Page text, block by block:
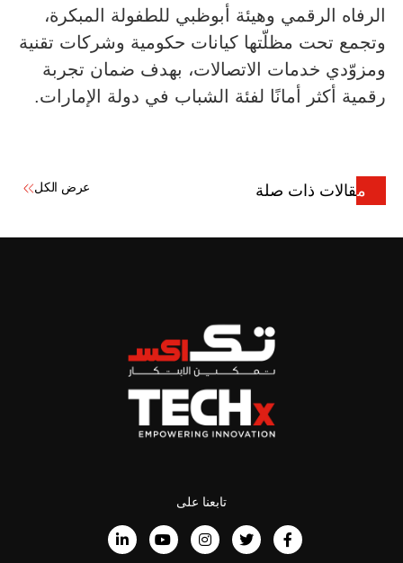
الرفاه الرقمي وهيئة أبوظبي للطفولة المبكرة،
وتجمع تحت مظلّتها كيانات حكومية وشركات تقنية
ومزوّدي خدمات الاتصالات، بهدف ضمان تجربة
رقمية أكثر أمانًا لفئة الشباب في دولة الإمارات.
مقالات ذات صلة عرض الكل
تابعنا على